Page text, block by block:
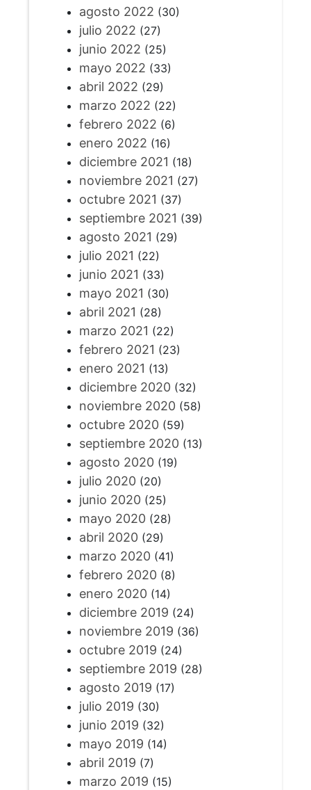
agosto 2022 (30)
julio 2022 (27)
junio 2022 (25)
mayo 2022 (33)
abril 2022 (29)
marzo 2022 (22)
febrero 2022 (6)
enero 2022 (16)
diciembre 2021 (18)
noviembre 2021 (27)
octubre 2021 (37)
septiembre 2021 (39)
agosto 2021 (29)
julio 2021 (22)
junio 2021 (33)
mayo 2021 (30)
abril 2021 (28)
marzo 2021 (22)
febrero 2021 (23)
enero 2021 (13)
diciembre 2020(32)
noviembre 2020(58)
octubre 2020(59)
septiembre 2020(13)
agosto 2020(19)
julio 2020(20)
junio 2020(25)
mayo 2020(28)
abril 2020(29)
marzo 2020(41)
febrero 2020(8)
enero 2020(14)
diciembre 2019 (24)
noviembre 2019 (36)
octubre 2019 (24)
septiembre 2019 (28)
agosto 2019 (17)
julio 2019 (30)
junio 2019 (32)
mayo 2019 (14)
abril 2019 (7)
marzo 2019 (15)